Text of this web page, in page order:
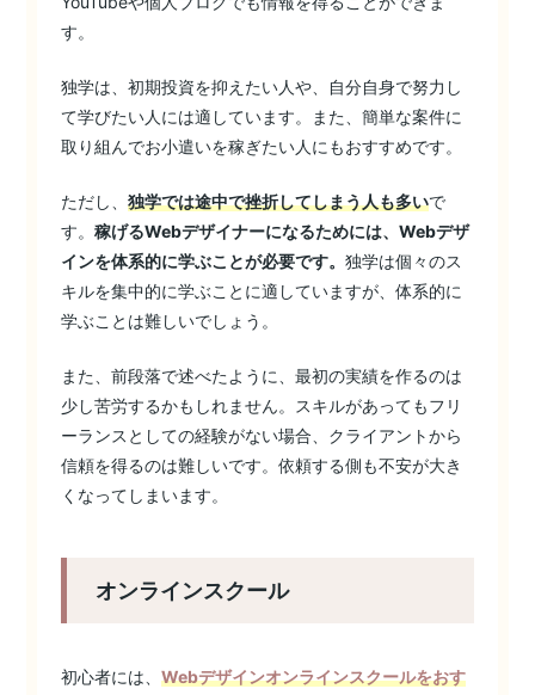
す。
独学は、初期投資を抑えたい人や、自分自身で努力し
て学びたい人には適しています。また、簡単な案件に
取り組んでお小遣いを稼ぎたい人にもおすすめです。
ただし、 独学では途中で挫折してしまう人も多いで
す。 稼げるWebデザイナーになるためには、Webデザ
インを体系的に学ぶことが必要です。 独学は個々のス
キルを集中的に学ぶことに適していますが、体系的に
学ぶことは難しいでしょう。
また、前段落で述べたように、最初の実績を作るのは
少し苦労するかもしれません。スキルがあってもフリ
ーランスとしての経験がない場合、クライアントから
信頼を得るのは難しいです。依頼する側も不安が大き
くなってしまいます。
オンラインスクール
初心者には、 Webデザインオンラインスクールをおす